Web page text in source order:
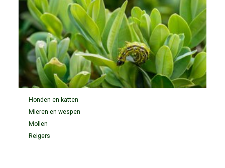
Honden en katten
Mieren en wespen
Mollen
Reigers